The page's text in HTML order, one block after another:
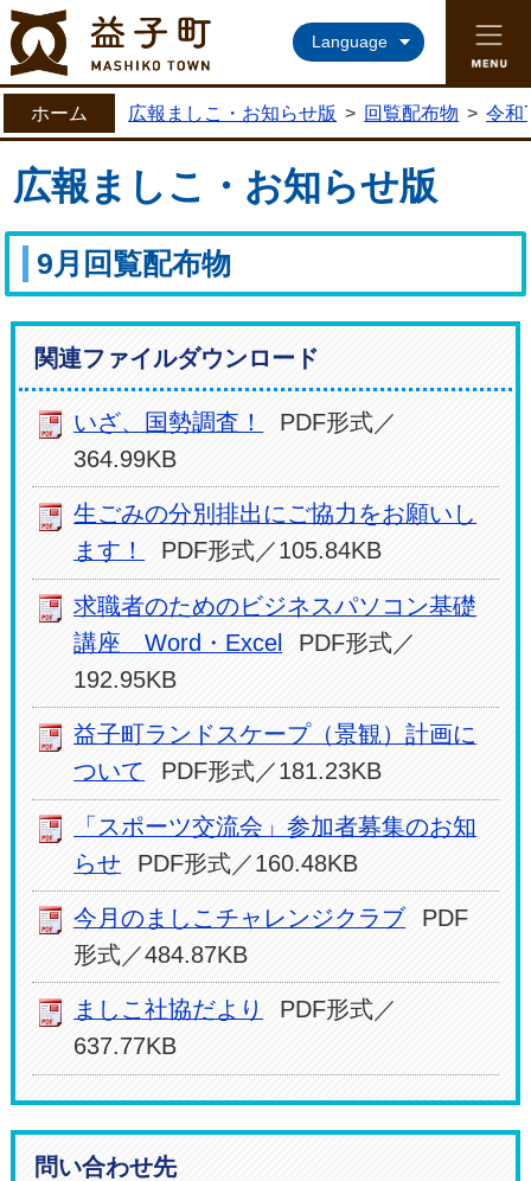
益子町ホームページ
Language
ホーム 広報ましこ・お知らせ版 > 回覧配布物 > 令和
広報ましこ・お知らせ版
9月回覧配布物
関連ファイルダウンロード
いざ、国勢調査！
PDF形式／
364.99KB
生ごみの分別排出にご協力をお願いし
ます！
PDF形式／105.84KB
求職者のためのビジネスパソコン基礎
講座 Word・Excel
PDF形式／
192.95KB
益子町ランドスケープ（景観）計画に
ついて
PDF形式／181.23KB
「スポーツ交流会」参加者募集のお知
らせ
PDF形式／160.48KB
今月のましこチャレンジクラブ
PDF
形式／484.87KB
ましこ社協だより
PDF形式／
637.77KB
問い合わせ先